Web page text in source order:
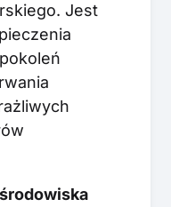
Jest